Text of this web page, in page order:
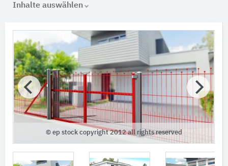
Inhalte auswählen
© ep stock copyright 2012 all rights reserved